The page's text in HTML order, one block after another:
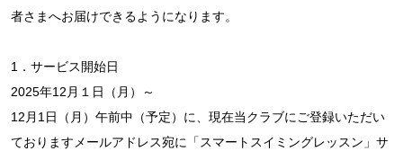
者さまへお届けできるようになります。
1．サービス開始日
2025年12月１日（月）～
12月1日（月）午前中（予定）に、現在当クラブにご登録いただい
ておりますメールアドレス宛に「スマートスイミングレッスン」サ